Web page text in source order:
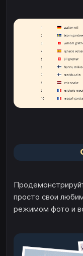
просто свои
режимом фото и